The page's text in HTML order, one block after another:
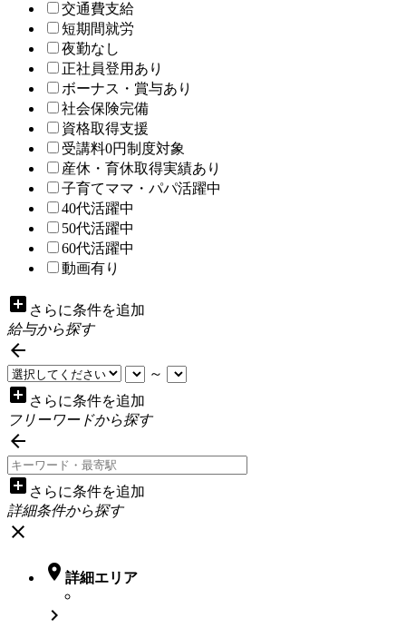
交通費支給
短期間就労
夜勤なし
正社員登用あり
ボーナス・賞与あり
社会保険完備
資格取得支援
受講料0円制度対象
産休・育休取得実績あり
子育てママ・パパ活躍中
40代活躍中
50代活躍中
60代活躍中
動画有り
add_box さらに条件を追加
給与から探す

～
add_box さらに条件を追加
フリーワードから探す

add_box さらに条件を追加
詳細条件から探す
close
 詳細エリア
